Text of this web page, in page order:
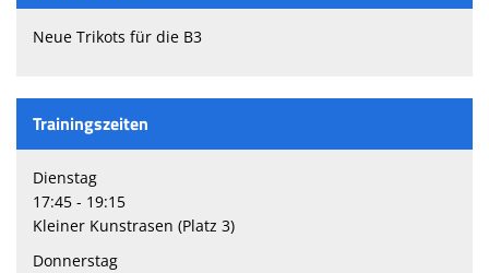
Neue Trikots für die B3
Trainingszeiten
Dienstag
17:45 - 19:15
Kleiner Kunstrasen (Platz 3)
Donnerstag